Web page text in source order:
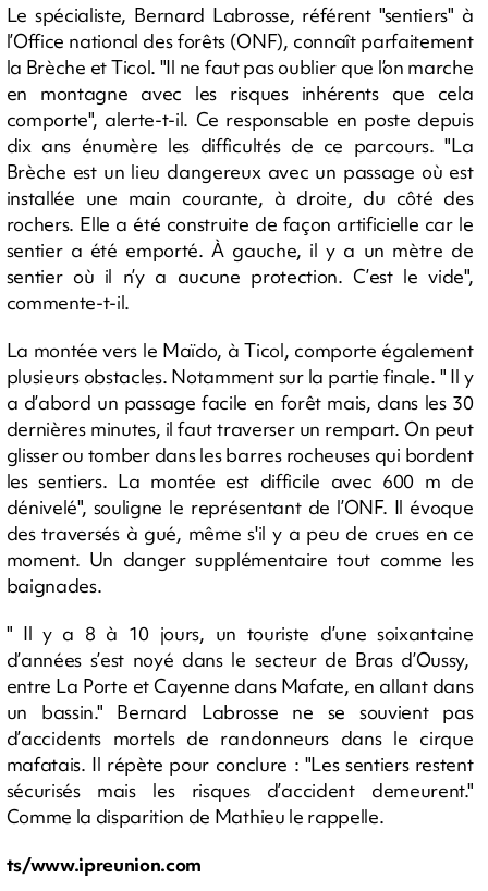
Le spécialiste, Bernard Labrosse, référent "sentiers" à
l’Office national des forêts (ONF), connaît parfaitement
la Brèche et Ticol. "Il ne faut pas oublier que l’on marche
en montagne avec les risques inhérents que cela
comporte", alerte-t-il. Ce responsable en poste depuis
dix ans énumère les difficultés de ce parcours. "La
Brèche est un lieu dangereux avec un passage où est
installée une main courante, à droite, du côté des
rochers. Elle a été construite de façon artificielle car le
sentier a été emporté. À gauche, il y a un mètre de
sentier où il n’y a aucune protection. C’est le vide",
commente-t-il.
La montée vers le Maïdo, à Ticol, comporte également
plusieurs obstacles. Notamment sur la partie finale. " Il y
a d’abord un passage facile en forêt mais, dans les 30
dernières minutes, il faut traverser un rempart. On peut
glisser ou tomber dans les barres rocheuses qui bordent
les sentiers. La montée est difficile avec 600 m de
dénivelé", souligne le représentant de l’ONF. Il évoque
des traversés à gué, même s'il y a peu de crues en ce
moment. Un danger supplémentaire tout comme les
baignades.
" Il y a 8 à 10 jours, un touriste d’une soixantaine
d’années s’est noyé dans le secteur de Bras d’Oussy,
entre La Porte et Cayenne dans Mafate, en allant dans
un bassin." Bernard Labrosse ne se souvient pas
d’accidents mortels de randonneurs dans le cirque
mafatais. Il répète pour conclure : "Les sentiers restent
sécurisés mais les risques d’accident demeurent."
Comme la disparition de Mathieu le rappelle.
ts/www.ipreunion.com